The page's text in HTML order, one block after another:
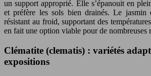
un support approprié. Elle s’épanouit en
et préfère les sols bien drainés. Le jasmin
résistant au froid, supportant des
en fait une option viable pour de nombreuses
Clématite (clematis) : variétés
expositions